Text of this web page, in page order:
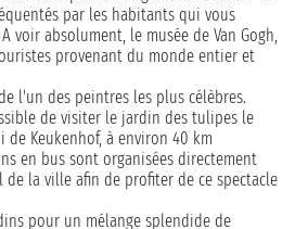
par les habitants qui vous
voir absolument, le musée de Van Gogh,
provenant du monde entier et
l'un des peintres les plus célèbres.
de visiter le jardin des tulipes le
de Keukenhof, à environ 40 km
en bus sont organisées directement
la ville afin de profiter de ce spectacle
pour un mélange splendide de